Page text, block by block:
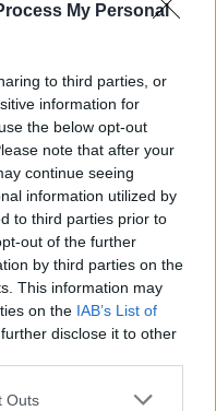
My Personal
to third parties, or
information for
the below opt-out
note that after your
continue seeing
information utilized by
to third parties prior to
out of the further
by third parties on the
This information may
on the IAB’s List of
disclose it to other
one or more Google
Outs
friss hírekről a
VIP 3.
#HÁTRÁLTATÁS
#PANYIK ANITA